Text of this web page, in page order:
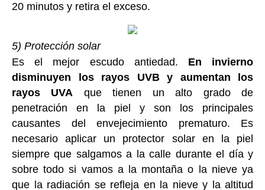
20 minutos y retira el exceso.
5) Protección solar
Es el mejor escudo antiedad. En invierno
disminuyen los rayos UVB y aumentan los
rayos UVA que tienen un alto grado de
penetración en la piel y son los principales
causantes del envejecimiento prematuro. Es
necesario aplicar un protector solar en la piel
siempre que salgamos a la calle durante el día y
sobre todo si vamos a la montaña o la nieve ya
que la radiación se refleja en la nieve y la altitud